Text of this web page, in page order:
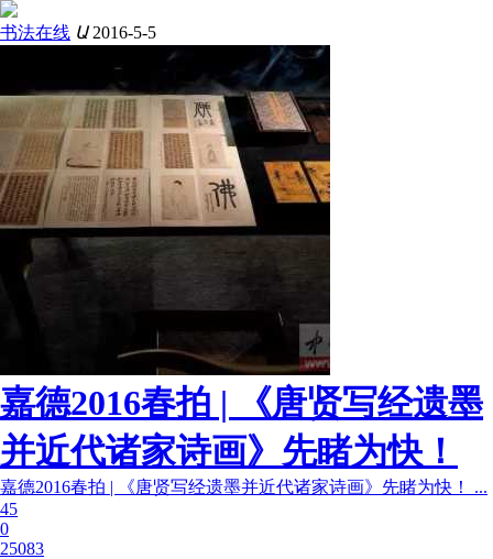
书法在线 Ա 2016-5-5
嘉德2016春拍 | 《唐贤写经遗墨
并近代诸家诗画》先睹为快！
嘉德2016春拍 | 《唐贤写经遗墨并近代诸家诗画》先睹为快！ ...
45
0
25083